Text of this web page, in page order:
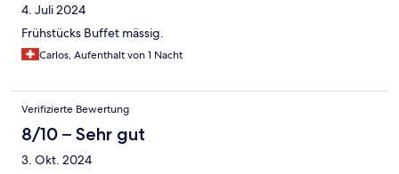
4. Juli 2024
Frühstücks Buffet mässig.
Carlos, Aufenthalt von 1 Nacht
Verifizierte Bewertung
8/10 – Sehr gut
3. Okt. 2024